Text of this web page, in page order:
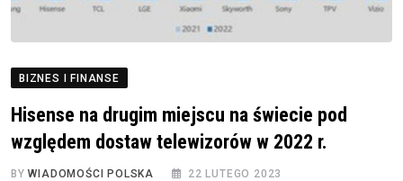
BIZNES I FINANSE
Hisense na drugim miejscu na świecie pod
względem dostaw telewizorów w 2022 r.
BYWIADOMOŚCI POLSKA 22 LUTEGO 2023